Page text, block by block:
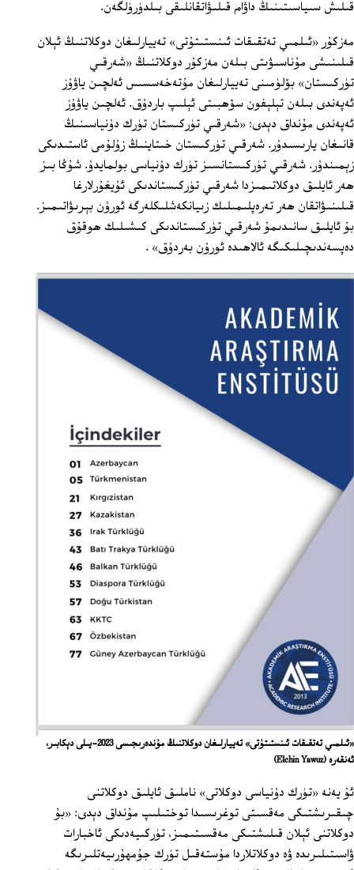
قىلىش سىياسىتىنىڭ داۋام قىلىۋاتقانلىقى بىلدۈرۈلگەن.
مەزكۇر «ئىلمىي تەتقىقات ئىنستىتۇتى» تەييارلىغان دوكلاتنىڭ ئېلان
قىلىنىشى مۇناسىۋىتى بىلەن مەزكۇر دوكلاتنىڭ «شەرقىي
تۈركىستان» بۆلۈمىنى تەييارلىغان مۇتەخەسسىس ئەلچىن ياۋۇز
ئەپەندى بىلەن تېلېفون سۆھبىتى ئېلىپ باردۇق. ئەلچىن ياۋۇز
ئەپەندى مۇنداق دېدى: «شەرقىي تۈركىستان تۈرك دۇنياسىنىڭ
قانىغان يارىسىدۇر. شەرقىي تۈركىستان خىتاينىڭ زۇلۇمى ئاستىدىكى
زېمىندۇر. شەرقىي تۈركىستانسىز تۈرك دۇنياسى بولمايدۇ. شۇڭا بىز
ھەر ئايلىق دوكلاتىمىزدا شەرقىي تۈركىستاندىكى ئۇيغۇرلارغا
قىلىنىۋاتقان ھەر تەرەپلىمىلىك زىيانكەشلىكلەرگە ئورۇن بېرىۋاتىمىز.
بۇ ئايلىق سانىدىمۇ شەرقىي تۈركىستاندىكى كىشىلىك ھوقۇق
دەپسەندىچىلىكىگە ئالاھىدە ئورۇن بەردۇق» .
«ئىلمىي تەتقىقات ئىنستىتۇتى» تەييارلىغان دوكلاتنىڭ مۇندەرىجىسى 2023-يىلى دېكابىر،
ئەنقەرە(Elchin Yawuz)
ئۇ يەنە «تۈرك دۇنياسى دوكلاتى» ناملىق ئايلىق دوكلاتنى
چىقىرىشتىكى مەقسىتى توغرىسىدا توختىلىپ مۇنداق دېدى: «بۇ
دوكلاتنى ئېلان قىلىشتىكى مەقسىتىمىز، تۈركىيەدىكى ئاخبارات
ۋاسىتىلىرىدە ۋە دوكلاتلاردا مۇستەقىل تۈرك جۇمھۇرىيەتلىرىگە